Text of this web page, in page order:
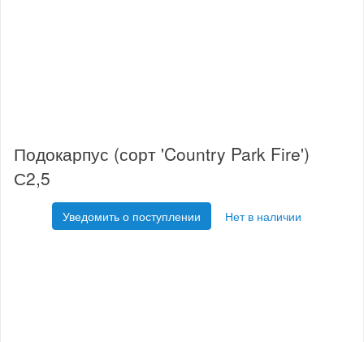
Подокарпус (сорт 'Country Park Fire')
С2,5
Уведомить о поступлении Нет в наличии